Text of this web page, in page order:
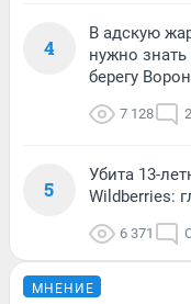
4
В адскую
нужно
берегу
7 128 2
5
Убита 13-
Wildberries:
6 371
МНЕНИЕ